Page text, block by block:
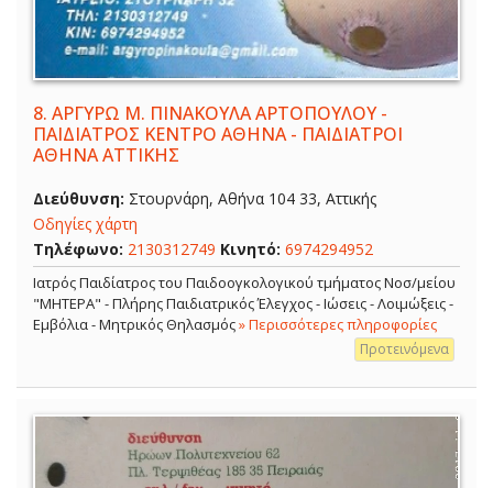
8. ΑΡΓΥΡΩ Μ. ΠΙΝΑΚΟΥΛΑ ΑΡΤΟΠΟΥΛΟΥ -
ΠΑΙΔΙΑΤΡΟΣ ΚΕΝΤΡΟ ΑΘΗΝΑ - ΠΑΙΔΙΑΤΡΟΙ
ΑΘΗΝΑ ΑΤΤΙΚΗΣ
Διεύθυνση: Στουρνάρη, Αθήνα 104 33, Αττικής
Οδηγίες χάρτη
Τηλέφωνο: 2130312749 Κινητό: 6974294952
Ιατρός Παιδίατρος του Παιδοογκολογικού τμήματος Νοσ/μείου
"ΜΗΤΕΡΑ" - Πλήρης Παιδιατρικός Έλεγχος - Ιώσεις - Λοιμώξεις -
Εμβόλια - Μητρικός Θηλασμός» Περισσότερες πληροφορίες
Προτεινόμενα